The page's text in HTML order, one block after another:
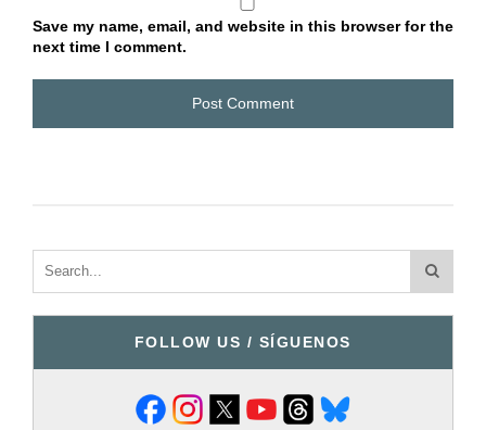
Save my name, email, and website in this browser for the
next time I comment.
FOLLOW US / SÍGUENOS